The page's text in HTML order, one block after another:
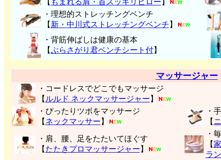
【 もまれる肩・首スッキリピロー 】
・理想的ストレッチングベンチ
【 新・中川式ストレッチングベンチ 】
・背筋伸ばしは健康の基本
【ぶらさがり君ベンチシート付】
マッサージャー
・コードレスでどこでもマッサージ
【 ルルド ネックマッサージャー 】
・ぴったりツボをマッサージ
【 ネックマッサー 】
・
【
・肩、腰、足をたたいてほぐす
【 たたきプロマッサージャー 】
・
【
ラ